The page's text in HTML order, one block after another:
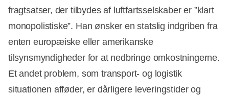
fragtsatser, der tilbydes af luftfartsselskaber er ”klart
monopolistiske”. Han ønsker en statslig indgriben fra
enten europæiske eller amerikanske
tilsynsmyndigheder for at nedbringe omkostningerne.
Et andet problem, som transport- og logistik
situationen afføder, er dårligere leveringstider og